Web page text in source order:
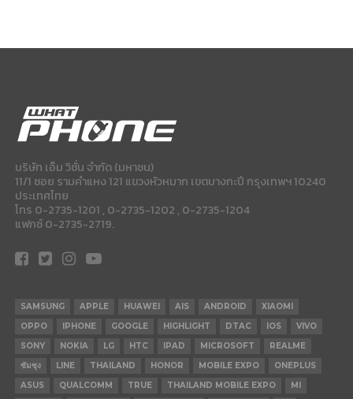
บริษัท เอ็ม วิชั่น จำกัด (มหาชน)
11/1 ซอย รามคำแหง 121 แขวงหัวหมาก เขตบางกะปี กรุงเทพฯ 10240
ประเทศไทย
โทร 0-2735-1201 , 0-2735-1202 , 0-2735-1204
แฟกซ์ 0-2735-2719.
SAMSUNG APPLE HUAWEI AIS ANDROID
XIAOMI
OPPO
IPHONE GOOGLE HIGHLIGHT DTAC IOS
VIVO
SONY
NOKIA LG HTC IPAD MICROSOFT
REALME
ซัมซุง
LINE THAILAND HONOR MOBILE EXPO
ONEPLUS
ASUS
QUALCOMM TRUE THAILAND MOBILE EXPO MI